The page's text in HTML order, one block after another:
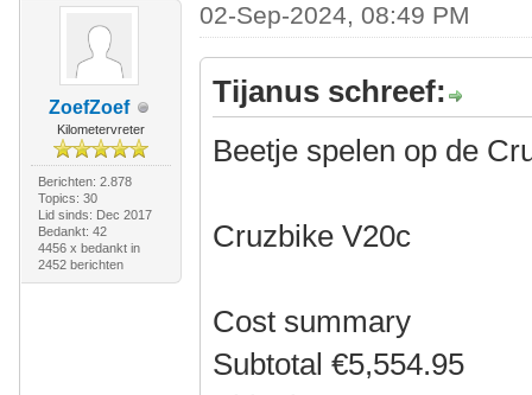
ZoefZoef
Kilometervreter
Berichten: 2.878
Topics: 30
Lid sinds: Dec 2017
Bedankt: 42
4456 x bedankt in
2452 berichten
02-Sep-2024, 08:49 PM
Tijanus schreef:
Beetje spelen op de
Cruzbike V20c
Cost summary
Subtotal €5,554.95